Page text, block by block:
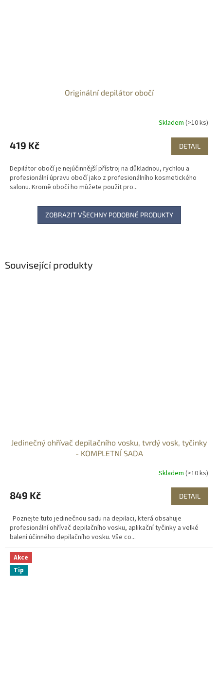
Související produkty
Jedinečný ohřívač depilačního vosku, tvrdý vosk, tyčinky
- KOMPLETNÍ SADA
Skladem (>10 ks)
849 Kč DETAIL
Poznejte tuto jedinečnou sadu na depilaci, která obsahuje
profesionální ohřívač depilačního vosku, aplikační tyčinky a velké
balení účinného depilačního vosku. Vše co...
Akce
Tip
Originální depilátor obočí
Skladem (>10 ks)
419 Kč DETAIL
Depilátor obočí je nejúčinnější přístroj na důkladnou, rychlou a
profesionální úpravu obočí jako z profesionálního kosmetického
salonu. Kromě obočí ho můžete použít pro...
ZOBRAZIT VŠECHNY PODOBNÉ PRODUKTY